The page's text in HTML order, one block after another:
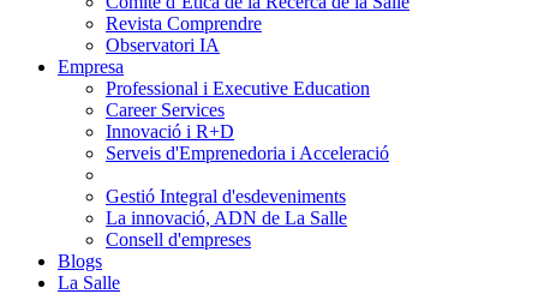
Revista Comprendre
Observatori IA
Empresa
Professional i Executive Education
Career Services
Innovació i R+D
Serveis d'Emprenedoria i Acceleració
Gestió Integral d'esdeveniments
La innovació, ADN de La Salle
Consell d'empreses
Blogs
La Salle